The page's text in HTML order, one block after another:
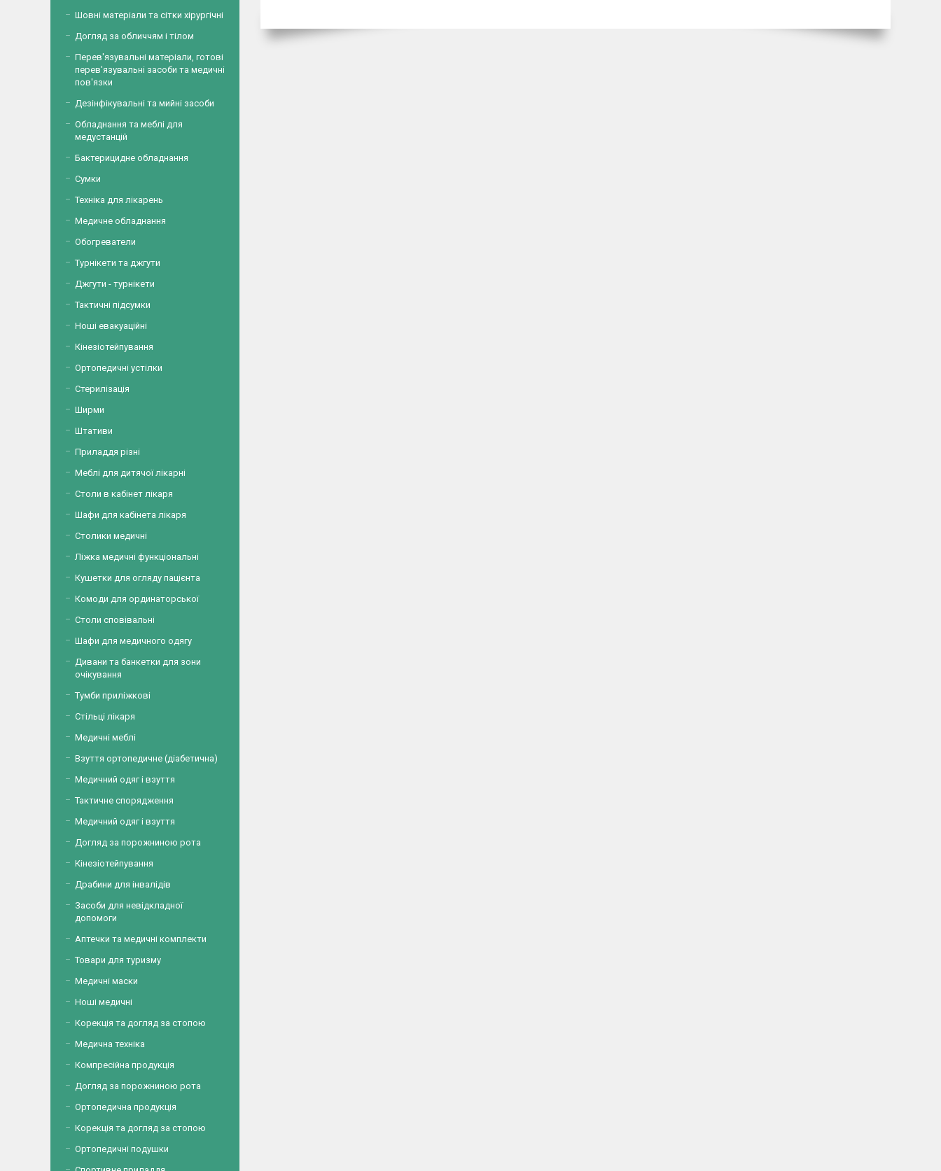
Шовні матеріали та сітки хірургічні
Догляд за обличчям і тілом
Перев'язувальні матеріали, готові
перев'язувальні засоби та медичні
пов'язки
Дезінфікувальні та мийні засоби
Обладнання та меблі для
медустанцій
Бактерицидне обладнання
Сумки
Техніка для лікарень
Медичне обладнання
Обогреватели
Турнікети та джгути
Джгути - турнікети
Тактичні підсумки
Ноші евакуаційні
Кінезіотейпування
Ортопедичні устілки
Стерилізація
Ширми
Штативи
Приладдя різні
Меблі для дитячої лікарні
Столи в кабінет лікаря
Шафи для кабінета лікаря
Столики медичні
Ліжка медичні функціональні
Кушетки для огляду пацієнта
Комоди для ординаторської
Столи сповівальні
Шафи для медичного одягу
Дивани та банкетки для зони
очікування
Тумби приліжкові
Стільці лікаря
Медичні меблі
Взуття ортопедичне (діабетична)
Медичний одяг і взуття
Тактичне спорядження
Медичний одяг і взуття
Догляд за порожниною рота
Кінезіотейпування
Драбини для інвалідів
Засоби для невідкладної
допомоги
Аптечки та медичні комплекти
Товари для туризму
Медичні маски
Ноші медичні
Корекція та догляд за стопою
Медична техніка
Компресійна продукція
Догляд за порожниною рота
Ортопедична продукція
Корекція та догляд за стопою
Ортопедичні подушки